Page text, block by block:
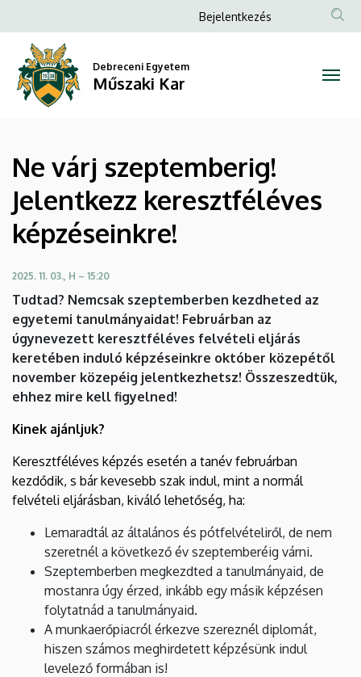
várj
szeptemberig!
Jelentkezz
keresztféléves
képzéseinkre!
Műszaki
Kar
a
tartalomra
Anonim
Bejelentkezés
Debreceni Egyetem
Műszaki Kar
Ne várj szeptemberig!
Jelentkezz keresztféléves
képzéseinkre!
2025. 11. 03., H – 15:20
Tudtad? Nemcsak szeptemberben kezdheted az
egyetemi tanulmányaidat! Februárban az
úgynevezett keresztféléves felvételi eljárás
keretében induló képzéseinkre október közepétől
november közepéig jelentkezhetsz! Összeszedtük,
ehhez mire kell figyelned!
Kinek ajánljuk?
Keresztféléves képzés esetén a tanév februárban
kezdődik, s bár kevesebb szak indul, mint a normál
felvételi eljárásban, kiváló lehetőség, ha:
Lemaradtál az általános és pótfelvételiről, de nem
szeretnél a következő év szeptemberéig várni.
Szeptemberben megkezdted a tanulmányaid, de
mostanra úgy érzed, inkább egy másik képzésen
folytatnád a tanulmányaid.
A munkaerőpiacról érkezve szereznél diplomát,
hiszen számos meghirdetett képzésünk indul
levelező formában is!